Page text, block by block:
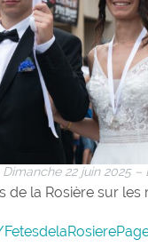
Dimanche 22 juin 2025
de la Rosière sur les